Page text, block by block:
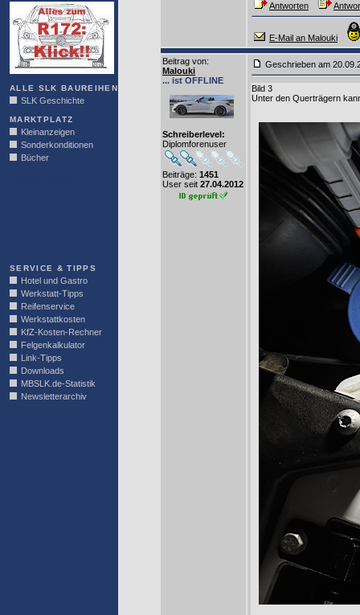
ALLE SLK BAUREIHEN
SLK Geschichte
MARKTPLATZ
Kleinanzeigen
Sonderkonditionen
Bücher
SERVICE & TIPPS
Hotel und Gastro
Werkstatt-Tipps
Reifenservice
Werkstattkosten
KfZ-Kosten-Rechner
Felgenkalkulator
Link-Tipps
Downloads
MBSLK.de-Statistik
Newsletterarchiv
Antworten
E-Mail an Malouki
Beitrag von:
Malouki
... ist OFFLINE
Schreiberlevel:
Diplomforenuser
Beiträge: 1451
User seit 27.04.2012
Geschrieben am
Bild 3
Unter den Querträgern